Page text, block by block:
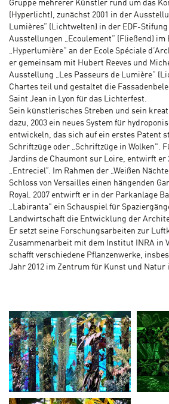
Gruppe mehrerer Künstler rund um das
(Hyperlicht), zunächst 2001 in der
Lumières” (Lichtwelten) in der EDF-
Ausstellungen „Ecoulement” (Fließend) im
„Hyperlumière” an der Ecole Spéciale
er gemeinsam mit Hubert Reeves und
Ausstellung „Les Passeurs de Lumière”
Chartes teil und gestaltet die
Saint Jean in Lyon für das Lichterfest.
Sein künstlerisches Streben und sein
dazu, 2003 ein neues System für
entwickeln, das sich auf ein erstes Patent
Schriftzüge oder „Schriftzüge in Wolken".
Jardins de Chaumont sur Loire, entwirft er
„Entreciel”. Im Rahmen der „Weißen
Schloss von Versailles einen hängenden
Royal. 2007 entwirft er in der Parkanlage
„Labiranta" ein Schauspiel für
Landwirtschaft die Entwicklung der
Er setzt seine Forschungsarbeiten zur
Zusammenarbeit mit dem Institut INRA in
schafft verschiedene Pflanzenwerke,
Jahr 2012 im Zentrum für Kunst und